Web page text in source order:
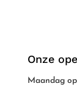
Onze
Maandag